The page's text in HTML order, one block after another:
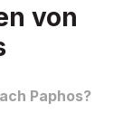
von
Paphos?